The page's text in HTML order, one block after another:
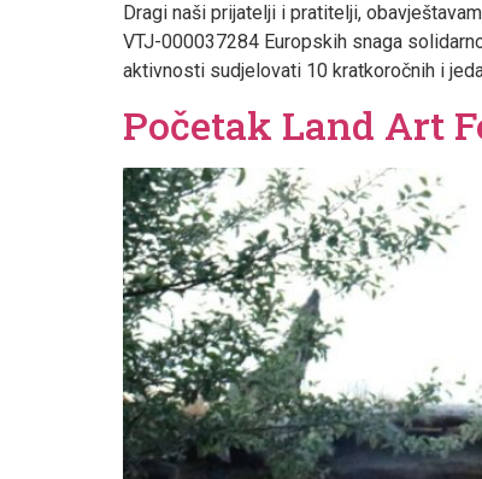
Dragi naši prijatelji i pratitelji,
VTJ-000037284 Europskih snaga
aktivnosti sudjelovati 10 kratkoročnih i
Početak Land Art